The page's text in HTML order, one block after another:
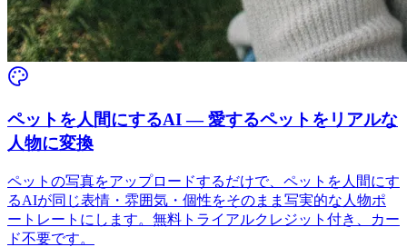
ペットを人間にするAI — 愛するペットをリアルな
人物に変換
ペットの写真をアップロードするだけで、ペットを人間にす
るAIが同じ表情・雰囲気・個性をそのまま写実的な人物ポ
ートレートにします。無料トライアルクレジット付き、カー
ド不要です。